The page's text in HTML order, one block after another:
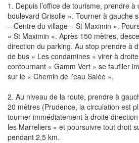
1. Depuis l’office de tourisme, prendre
boulevard Grisolle ». Tourner à gauche
– Centre du village – St Maximin ».
« St Maximin ». Après 150 mètres,
direction du parking. Au stop prendre à
de bus « Les condamines » virer à
contournant « Gamm Vert » se faufiler
sur le « Chemin de l’eau Salée ».
2. Au niveau de la route, prendre à
20 mètres (Prudence, la circulation est
tourner immédiatement à droite
les Marreliers » et poursuivre tout droit
pendant 2,5 km.